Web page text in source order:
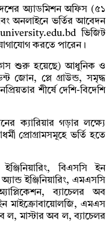
অ্যাডমিশন অফিস (৫১
অনলাইনে ভর্তির আবেদন
ভিজিট
করতে পারেন।
ক্লাস শুরু হয়েছে) আধুনিক ও
জোন, প্লে গ্রাউন্ড, সমৃদ্ধ
শীর্ষে দেশি-বিদেশি
ক্যারিয়ার গড়ার লক্ষ্যে
প্রোগ্রামসমূহে ভর্তি হতে
বিএসসি ইন
ইঞ্জিনিয়ারিং, এমএসসি
ব্যাচেলর অব
মাইক্রোবায়োলজি, এমএস
ল, মাস্টার অব ল, ব্যাচেলর